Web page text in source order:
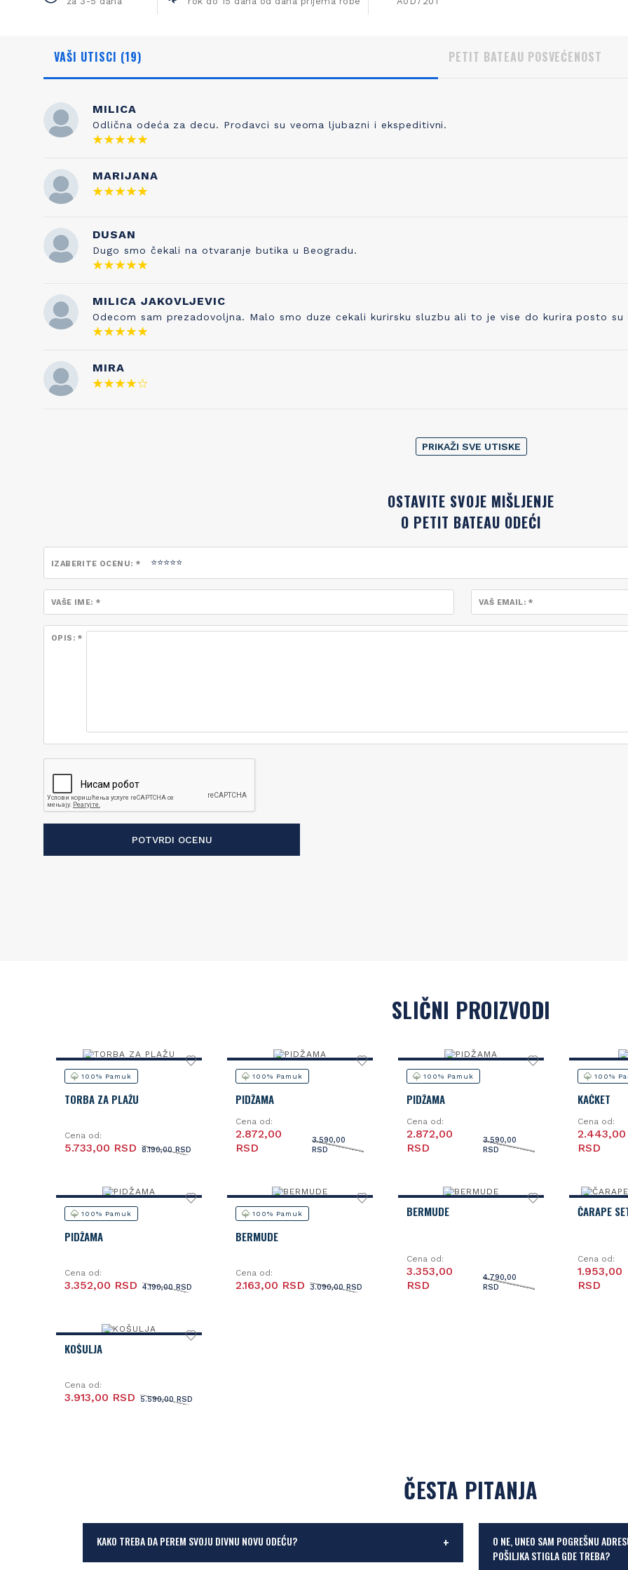
VAŠI UTISCI (19)
MILICA
Odlična odeća za decu. Prodavci su veoma ljubazni i ekspeditivni.
MARIJANA
DUSAN
Dugo smo čekali na otvaranje butika u Beogradu.
MILICA JAKOVLJEVIC
Odecom sam prezadovoljna. Malo smo duze cekali kurirsku sluzbu ali to je vise do kurira posto
MIRA
PRIKAŽI SVE UTISKE
OSTAVITE SVOJE MIŠLJENJE
O PETIT BATEAU ODEĆI
IZABERITE OCENU: *
VAŠE IME: * VAŠ EMAIL: *
OPIS: *
POTVRDI OCENU
PETIT BATEAU POSVEĆENOST
Otkud ime Petit Bateau? To nema nikakve
veze sa čarapama, prvobitnim poslom
1893. Sve je počelo od njegovog sina
Etiennea, koji je izumeo gaće 1918. godine, a
inspirisan je francuskom vrtićkom
je njegova supruga pevala njihovoj deci. I
tako su brend i ova pesmica postale
neraskidivo povezane!
kvaliteta sve do kraja proizvodne linije. Zato
SLIČNI PROIZVODI
100% Pamuk
TORBA ZA PLAŽU
Cena od:
8.190,00 RSD
5.733,00 RSD
100% Pamuk
PIDŽAMA
Cena od:
3.590,00
RSD
2.872,00
RSD
100% Pamuk
PIDŽAMA
Cena od:
3.590,00
RSD
2.872,00
RSD
100%
KAČKET
Cena od:
2.443,00
RSD
100% Pamuk
PIDŽAMA
Cena od:
4.190,00 RSD
3.352,00 RSD
100% Pamuk
BERMUDE
Cena od:
3.090,00 RSD
2.163,00 RSD
BERMUDE
Cena od:
4.790,00
RSD
3.353,00
RSD
ČARAPE
Cena od:
1.953,00
RSD
KOŠULJA
Cena od:
5.590,00 RSD
3.913,00 RSD
ČESTA PITANJA
KAKO TREBA DA PEREM SVOJU DIVNU NOVU ODEĆU?
O NE, UNEO SAM POGREŠNU
POŠILJKA STIGLA GDE TREBA?